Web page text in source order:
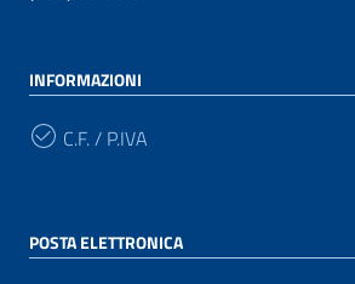
INFORMAZIONI
C.F. / P.IVA
POSTA ELETTRONICA